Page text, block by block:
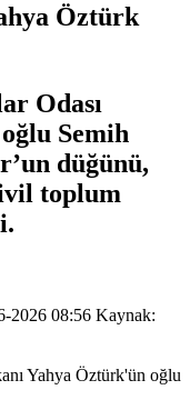
Öztürk
Odası
Semih
düğünü,
toplum
2026 08:56 Kaynak: